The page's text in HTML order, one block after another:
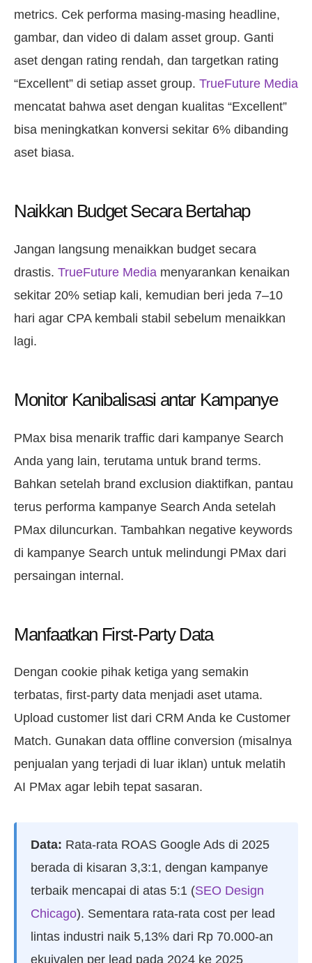
metrics. Cek performa masing-masing headline,
gambar, dan video di dalam asset group. Ganti
aset dengan rating rendah, dan targetkan rating
“Excellent” di setiap asset group. TrueFuture Media
mencatat bahwa aset dengan kualitas “Excellent”
bisa meningkatkan konversi sekitar 6% dibanding
aset biasa.
Naikkan Budget Secara Bertahap
Jangan langsung menaikkan budget secara
drastis. TrueFuture Media menyarankan kenaikan
sekitar 20% setiap kali, kemudian beri jeda 7–10
hari agar CPA kembali stabil sebelum menaikkan
lagi.
Monitor Kanibalisasi antar Kampanye
PMax bisa menarik traffic dari kampanye Search
Anda yang lain, terutama untuk brand terms.
Bahkan setelah brand exclusion diaktifkan, pantau
terus performa kampanye Search Anda setelah
PMax diluncurkan. Tambahkan negative keywords
di kampanye Search untuk melindungi PMax dari
persaingan internal.
Manfaatkan First-Party Data
Dengan cookie pihak ketiga yang semakin
terbatas, first-party data menjadi aset utama.
Upload customer list dari CRM Anda ke Customer
Match. Gunakan data offline conversion (misalnya
penjualan yang terjadi di luar iklan) untuk melatih
AI PMax agar lebih tepat sasaran.
Data: Rata-rata ROAS Google Ads di 2025
berada di kisaran 3,3:1, dengan kampanye
terbaik mencapai di atas 5:1 (SEO Design
Chicago). Sementara rata-rata cost per lead
lintas industri naik 5,13% dari Rp 70.000-an
ekuivalen per lead pada 2024 ke 2025